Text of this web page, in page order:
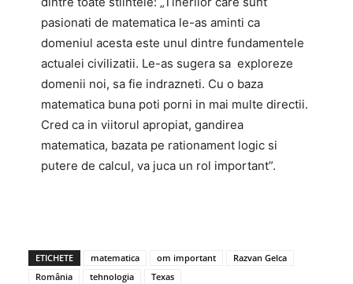
pasionati de matematica le-as aminti ca
domeniul acesta este unul dintre fundamentele
actualei civilizatii. Le-as sugera sa exploreze
domenii noi, sa fie indrazneti. Cu o baza
matematica buna poti porni in mai multe directii.
Cred ca in viitorul apropiat, gandirea
matematica, bazata pe rationament logic si
putere de calcul, va juca un rol important”.
ETICHETE matematica om important
Razvan Gelca
România
tehnologia Texas